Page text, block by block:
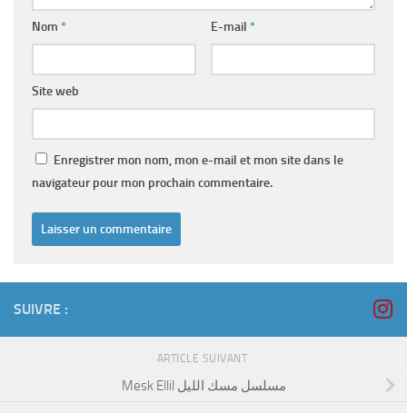
Nom * E-mail *
Site web
Enregistrer mon nom, mon e-mail et mon site dans le
navigateur pour mon prochain commentaire.
SUIVRE :
ARTICLE SUIVANT
Mesk Ellil مسلسل مسك الليل